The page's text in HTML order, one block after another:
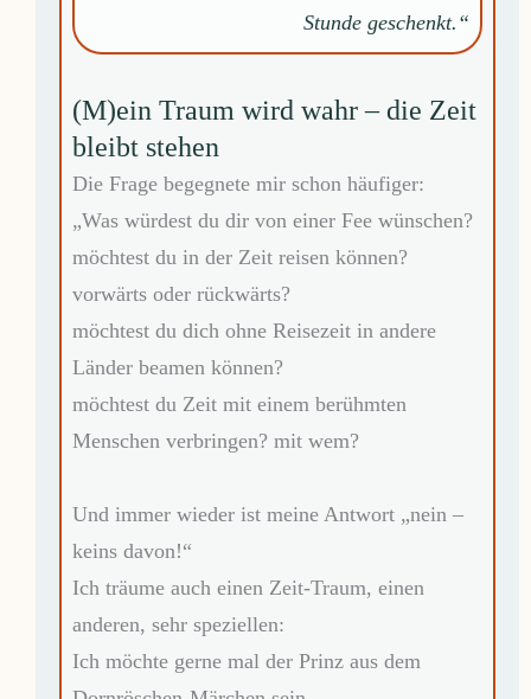
Stunde geschenkt.“
(M)ein Traum wird wahr – die Zeit
bleibt stehen
Die Frage begegnete mir schon häufiger:
„Was würdest du dir von einer Fee wünschen?
möchtest du in der Zeit reisen können?
vorwärts oder rückwärts?
möchtest du dich ohne Reisezeit in andere
Länder beamen können?
möchtest du Zeit mit einem berühmten
Menschen verbringen? mit wem?
Und immer wieder ist meine Antwort „nein –
keins davon!“
Ich träume auch einen Zeit-Traum, einen
anderen, sehr speziellen:
Ich möchte gerne mal der Prinz aus dem